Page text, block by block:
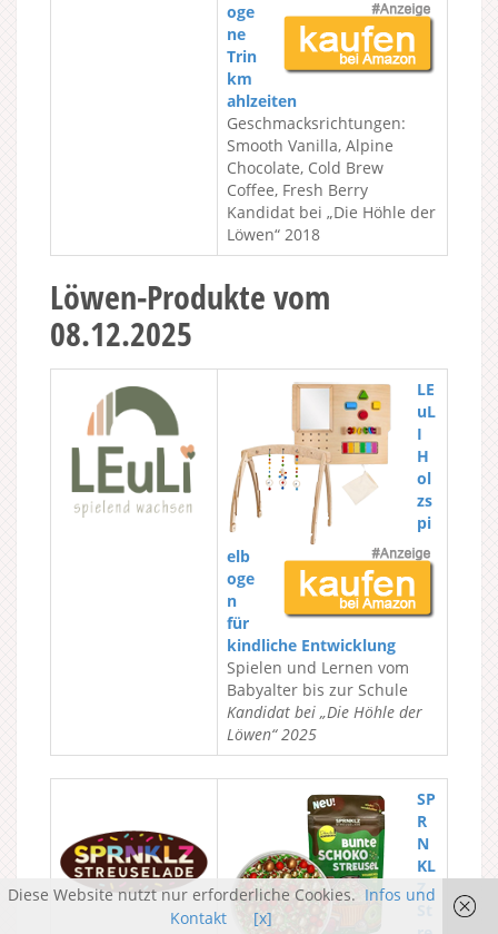
oge
ne
Trin
km
ahlzeiten
Geschmacksrichtungen:
Smooth Vanilla, Alpine
Chocolate, Cold Brew
Coffee, Fresh Berry
Kandidat bei „Die Höhle der
Löwen“ 2018
Löwen-Produkte vom
08.12.2025
LE
uL
I
H
ol
zs
pi
elb
oge
n
für
kindliche Entwicklung
Spielen und Lernen vom
Babyalter bis zur Schule
Kandidat bei „Die Höhle der
Löwen“ 2025
SP
R
N
KL
Z
Diese Website nutzt nur erforderliche Cookies. Infos und
Kontakt
[x]